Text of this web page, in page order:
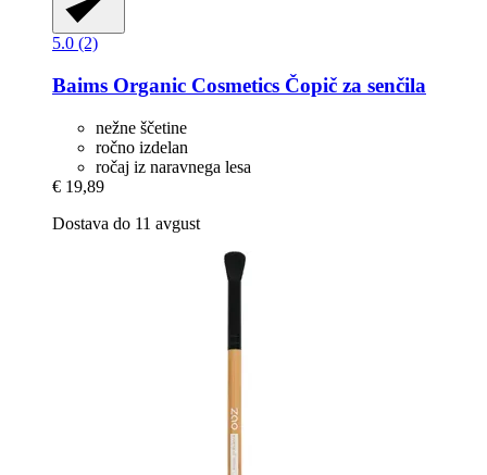
5.0 (2)
Baims Organic Cosmetics Čopič za senčila
nežne ščetine
ročno izdelan
ročaj iz naravnega lesa
€ 19,89
Dostava do 11 avgust